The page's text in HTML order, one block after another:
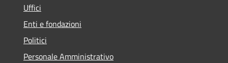
Uffici
Enti e fondazioni
Politici
Personale Amministrativo